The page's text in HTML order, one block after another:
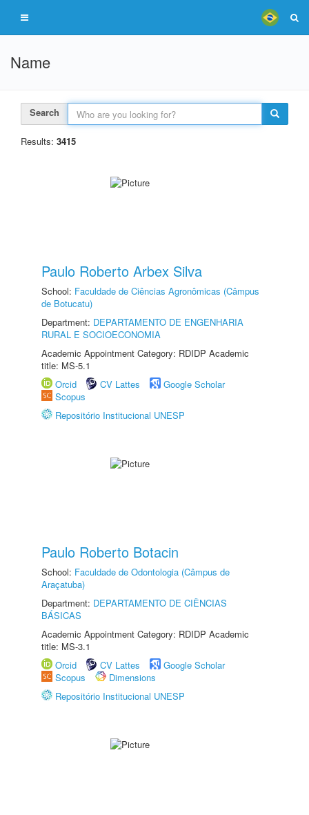
Name
Search
Results: 3415
Paulo Roberto Arbex Silva
School: Faculdade de Ciências Agronômicas (Câmpus
de Botucatu)
Department: DEPARTAMENTO DE ENGENHARIA
RURAL E SOCIOECONOMIA
Academic Appointment Category: RDIDP Academic
title: MS-5.1
Orcid
CV Lattes
Google Scholar
Scopus
Repositório Institucional UNESP
Paulo Roberto Botacin
School: Faculdade de Odontologia (Câmpus de
Araçatuba)
Department: DEPARTAMENTO DE CIÊNCIAS
BÁSICAS
Academic Appointment Category: RDIDP Academic
title: MS-3.1
Orcid
CV Lattes
Google Scholar
Scopus
Dimensions
Repositório Institucional UNESP